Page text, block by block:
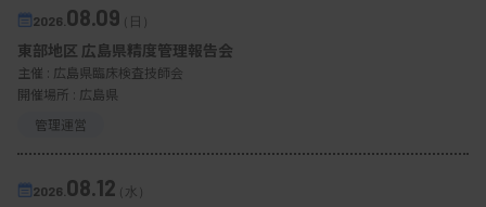
2026. 08.09（日）
東部地区 広島県精度管理報告会
主催 : 広島県臨床検査技師会
開催場所 : 広島県
管理運営
2026. 08.12（水）